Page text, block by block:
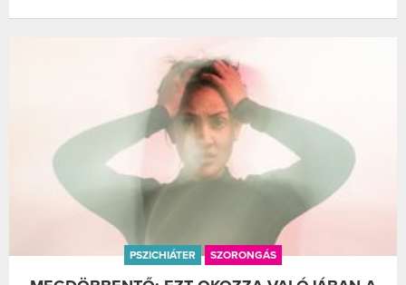
PSZICHIÁTER SZORONGÁS